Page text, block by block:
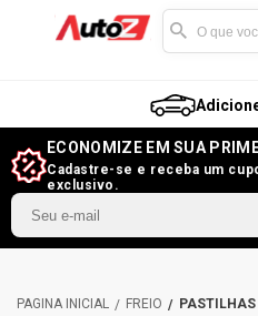
ECONOMIZE EM SUA
Cadastre-se e receba um
exclusivo.
FREIO PASTILHAS